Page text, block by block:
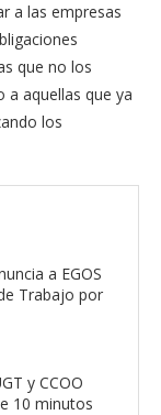
a las empresas
que no los
a aquellas que ya
los
a EGOS
Trabajo por
y CCOO
10 minutos